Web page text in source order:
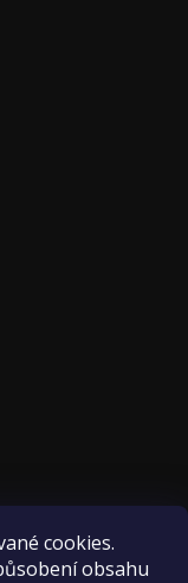
cookies.
obsahu